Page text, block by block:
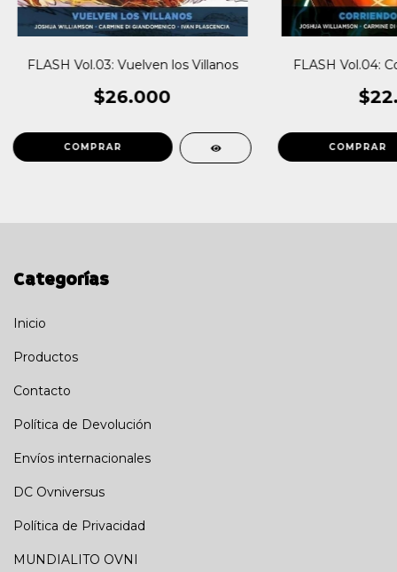
FLASH Vol.03: Vuelven los Villanos
$26.000
FLASH Vol.04:
Categorías
Inicio
Productos
Contacto
Política de Devolución
Envíos internacionales
DC Ovniversus
Política de Privacidad
MUNDIALITO OVNI